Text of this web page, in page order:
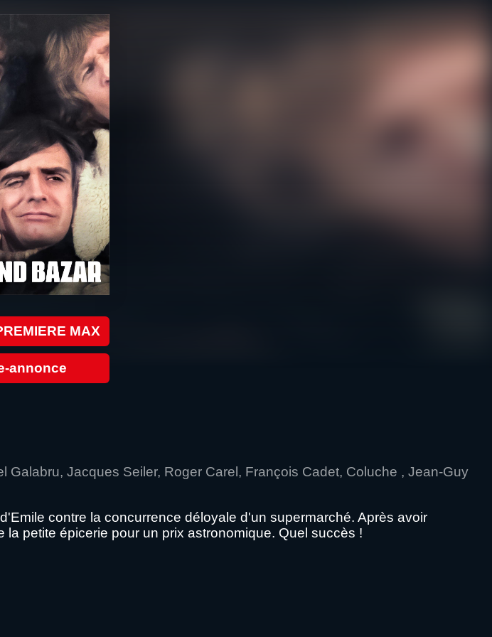
MAX
annonce
Galabru, Jacques Seiler, Roger Carel, François Cadet, Coluche , Jean-Guy
contre la concurrence déloyale d'un supermarché. Après avoir
petite épicerie pour un prix astronomique. Quel succès !